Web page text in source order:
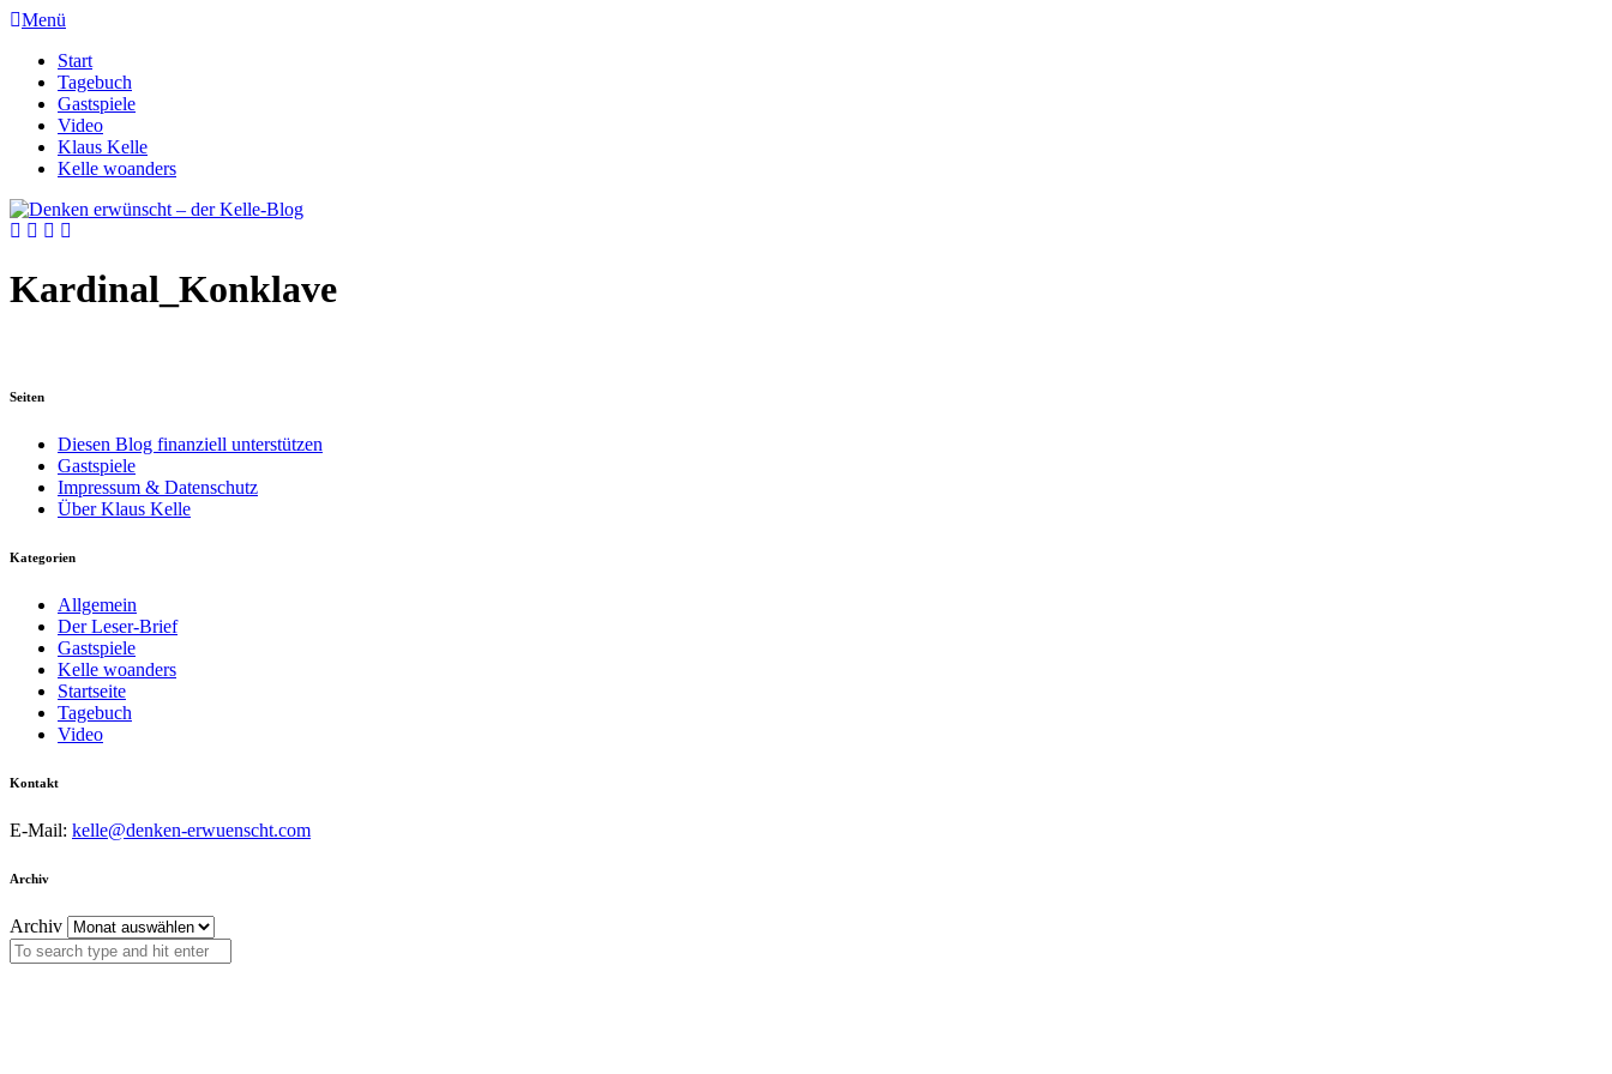
Menü
Start
Tagebuch
Gastspiele
Video
Klaus Kelle
Kelle woanders
Kardinal_Konklave
Seiten
Diesen Blog finanziell unterstützen
Gastspiele
Impressum & Datenschutz
Über Klaus Kelle
Kategorien
Allgemein
Der Leser-Brief
Gastspiele
Kelle woanders
Startseite
Tagebuch
Video
Kontakt
E-Mail: kelle@denken-erwuenscht.com
Archiv
Archiv